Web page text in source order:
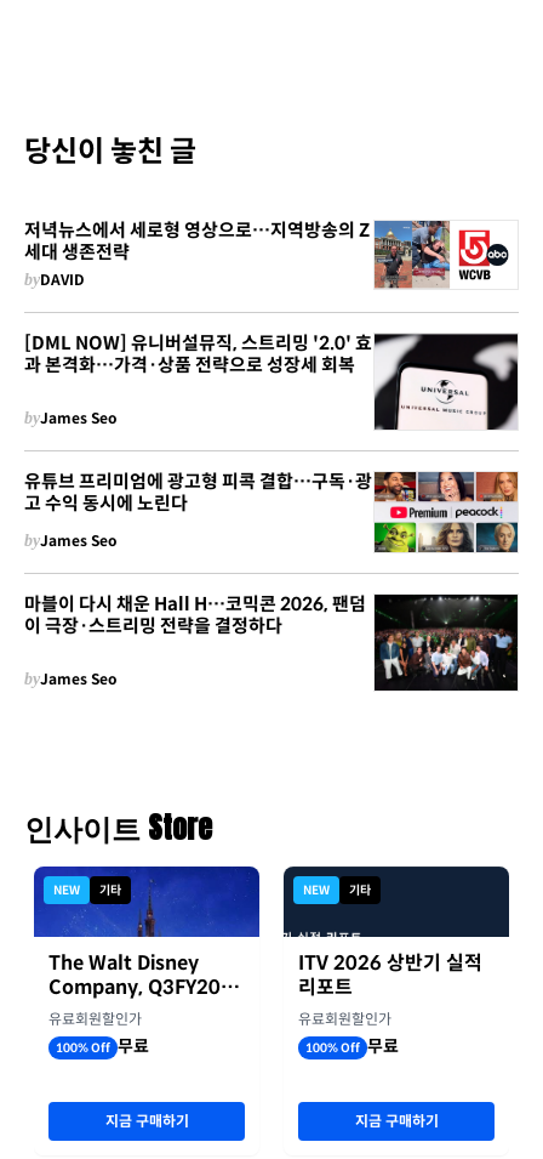
당신이 놓친 글
저녁뉴스에서 세로형 영상으로…지역방송의 Z
세대 생존전략
byDAVID
[DML NOW] 유니버설뮤직, 스트리밍 '2.0' 효
과 본격화…가격·상품 전략으로 성장세 회복
byJames Seo
유튜브 프리미엄에 광고형 피콕 결합…구독·광
고 수익 동시에 노린다
byJames Seo
마블이 다시 채운 Hall H…코믹콘 2026, 팬덤
이 극장·스트리밍 전략을 결정하다
byJames Seo
인사이트 Store
NEW 기타
The Walt Disney
Company, Q3FY2026
실적자료
유료회원할인가
100% Off 무료
지금 구매하기
NEW 기타
ITV 2026 상반기 실적
리포트
유료회원할인가
100% Off 무료
지금 구매하기